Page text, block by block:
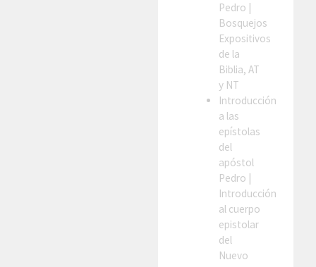
Pedro
Bosquejos
Expositivos
de la
Biblia, AT
y NT
Introducción
a las
epístolas
del
apóstol
Pedro
Introducción
al cuerpo
epistolar
del
Nuevo